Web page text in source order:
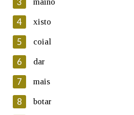
En cumprimento da normativa vixente
Protección de Datos de Carácter
Galega informa a aqueles usuarios que
electrónico, así como calquera outra
persoal, que estes datos serán obxecto
automatizado de carácter confidencial
ficheiros informáticos. Así mesmo, os
seu dereito de acceso, rectificación,
seus datos poñéndose en contacto
Lin e acepto as condicións
4 xisto
5 coial
6 dar
7 mais
8 botar